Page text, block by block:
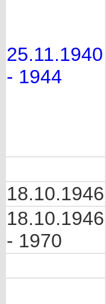
25.11.1940
- 1944
18.10.1946
18.10.1946
- 1970